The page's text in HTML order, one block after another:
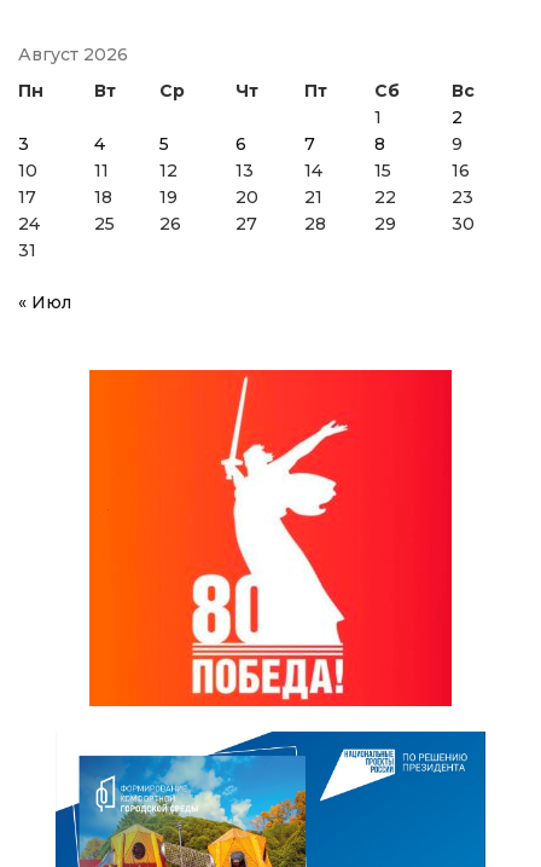
Август 2026
Пн
Вт Ср Чт Пт Сб
Вс
1
2
3
4 5 6 7 8
9
10
11 12 13 14 15
16
17
18 19 20 21 22
23
24
25 26 27 28 29
30
31
« Июл